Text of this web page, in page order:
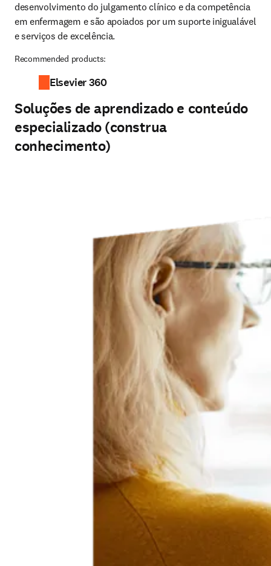
desenvolvimento do julgamento clínico e da competência
em enfermagem e são apoiados por um suporte inigualável
e serviços de excelência.
Recommended products:
Elsevier 360
Soluções de aprendizado e conteúdo
especializado (construa
conhecimento)